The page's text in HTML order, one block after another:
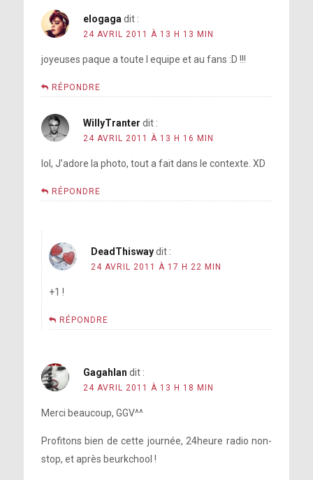
elogaga dit :
24 AVRIL 2011 À 13 H 13 MIN
joyeuses paque a toute l equipe et au fans :D !!!
RÉPONDRE
WillyTranter dit :
24 AVRIL 2011 À 13 H 16 MIN
lol, J’adore la photo, tout a fait dans le contexte. XD
RÉPONDRE
DeadThisway dit :
24 AVRIL 2011 À 17 H 22 MIN
+1 !
RÉPONDRE
Gagahlan dit :
24 AVRIL 2011 À 13 H 18 MIN
Merci beaucoup, GGV^^
Profitons bien de cette journée, 24heure radio non-
stop, et après beurkchool !